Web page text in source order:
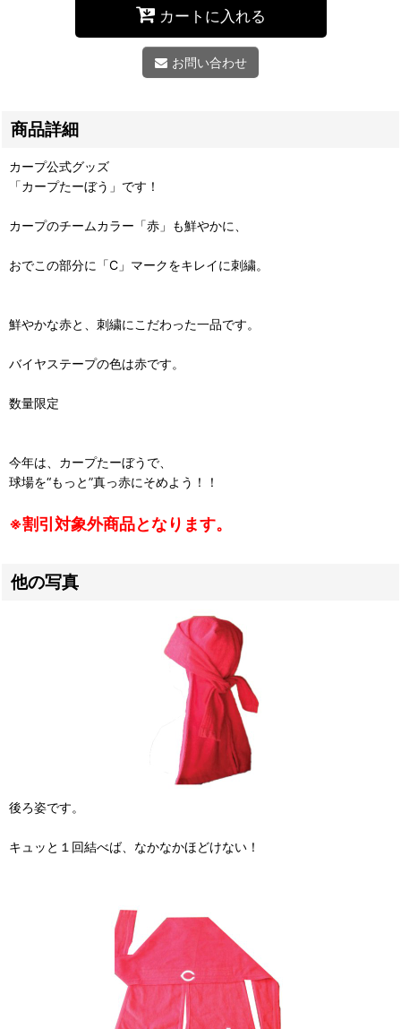
カートに入れる
お問い合わせ
商品詳細
カープ公式グッズ
「カープたーぼう」です！
カープのチームカラー「赤」も鮮やかに、
おでこの部分に「C」マークをキレイに刺繍。
鮮やかな赤と、刺繍にこだわった一品です。
バイヤステープの色は赤です。
数量限定
今年は、カープたーぼうで、
球場を“もっと”真っ赤にそめよう！！
※割引対象外商品となります。
他の写真
後ろ姿です。
キュッと１回結べば、なかなかほどけない！